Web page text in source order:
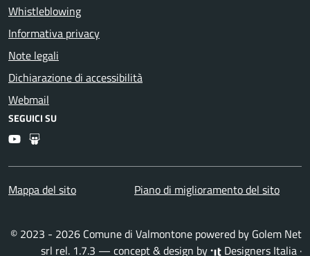
Whistleblowing
Informativa privacy
Note legali
Dichiarazione di accessibilità
Webmail
SEGUICI SU
YoutubeSlideshare
Mappa del sito Piano di miglioramento del sito
© 2023 - 2026 Comune di Valmontone powered by Golem Net
srl rel. 1.7.3 — concept & design by Designers Italia ·